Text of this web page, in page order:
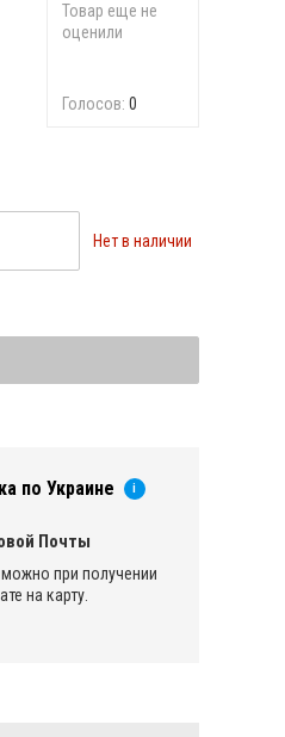
Товар еще не
оценили
Голосов: 0
Нет в наличии
по Украине i
Почты
можно при получении
на карту.